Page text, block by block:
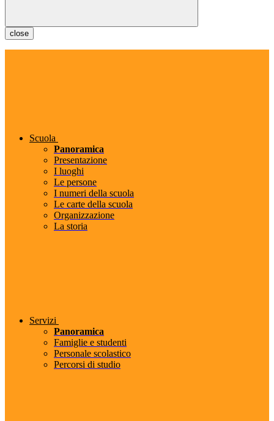
close
Scuola
Panoramica
Presentazione
I luoghi
Le persone
I numeri della scuola
Le carte della scuola
Organizzazione
La storia
Servizi
Panoramica
Famiglie e studenti
Personale scolastico
Percorsi di studio